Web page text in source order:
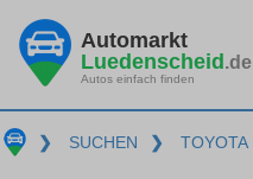
Automarkt
Luedenscheid.de
Autos einfach finden
❯ SUCHEN ❯ TOYOTA